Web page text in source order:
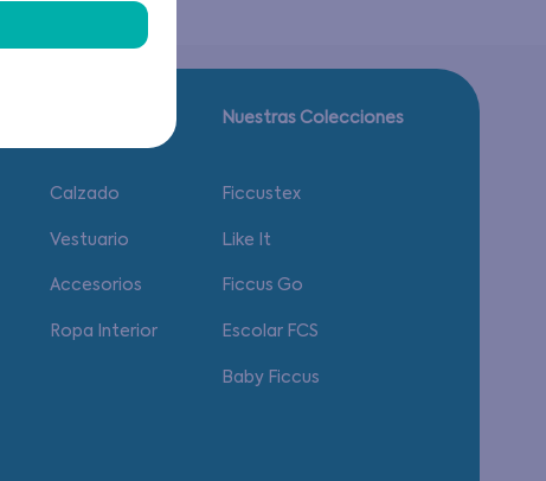
Calzado
Vestuario
Accesorios
Ropa Interior
Nuestras Colecciones
Ficcustex
Like It
Ficcus Go
Escolar FCS
Baby Ficcus